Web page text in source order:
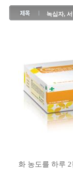
녹십자,
화 농도를 하루